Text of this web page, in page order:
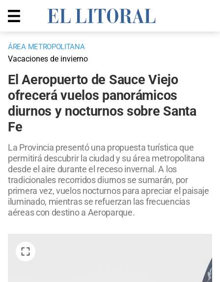
ÁREA METROPOLITANA
Vacaciones de invierno
El Aeropuerto de Sauce Viejo
ofrecerá vuelos panorámicos
diurnos y nocturnos sobre Santa
Fe
La Provincia presentó una propuesta turística que
permitirá descubrir la ciudad y su área metropolitana
desde el aire durante el receso invernal. A los
tradicionales recorridos diurnos se sumarán, por
primera vez, vuelos nocturnos para apreciar el paisaje
iluminado, mientras se refuerzan las frecuencias
aéreas con destino a Aeroparque.